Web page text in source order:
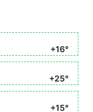
+16°
+25°
+15°